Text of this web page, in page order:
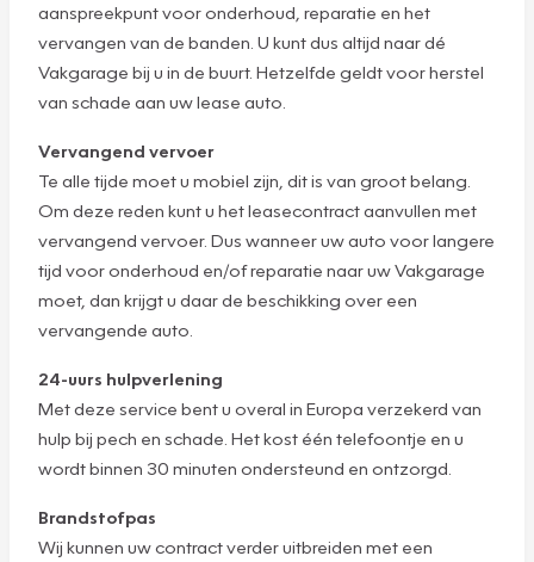
aanspreekpunt voor onderhoud, reparatie en het
vervangen van de banden. U kunt dus altijd naar dé
Vakgarage bij u in de buurt. Hetzelfde geldt voor herstel
van schade aan uw lease auto.
Vervangend vervoer
Te alle tijde moet u mobiel zijn, dit is van groot belang.
Om deze reden kunt u het leasecontract aanvullen met
vervangend vervoer. Dus wanneer uw auto voor langere
tijd voor onderhoud en/of reparatie naar uw Vakgarage
moet, dan krijgt u daar de beschikking over een
vervangende auto.
24-uurs hulpverlening
Met deze service bent u overal in Europa verzekerd van
hulp bij pech en schade. Het kost één telefoontje en u
wordt binnen 30 minuten ondersteund en ontzorgd.
Brandstofpas
Wij kunnen uw contract verder uitbreiden met een